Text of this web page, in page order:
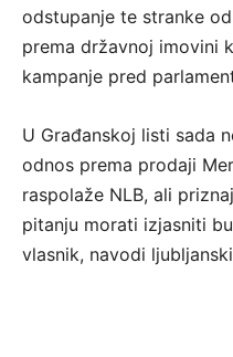
odstupanje te stranke
prema državnoj imovini
kampanje pred
U Građanskoj listi sada
odnos prema prodaji
raspolaže NLB, ali
pitanju morati izjasniti
vlasnik, navodi ljubljanski